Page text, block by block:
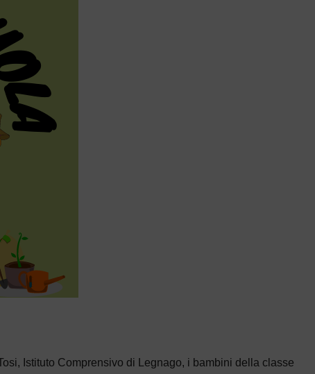
Istituto Comprensivo di Legnago, i bambini della classe